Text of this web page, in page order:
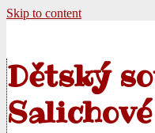
Skip to content
Dětský
Salichové